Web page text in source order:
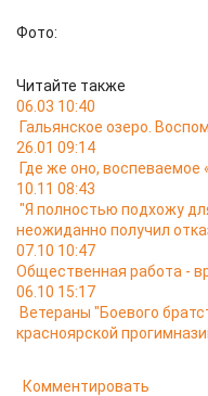
Фото:
Читайте также
06.03 10:40
Гальянское озеро.
26.01 09:14
Где же оно, воспеваемое
10.11 08:43
"Я полностью подхожу
неожиданно получил
07.10 10:47
Общественная работа -
06.10 15:17
Ветераны "Боевого
красноярской
Комментировать